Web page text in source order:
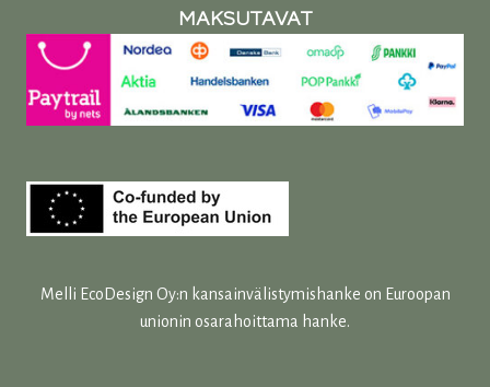
MAKSUTAVAT
Melli EcoDesign Oy:n kansainvälistymishanke on Euroopan
unionin osarahoittama hanke.